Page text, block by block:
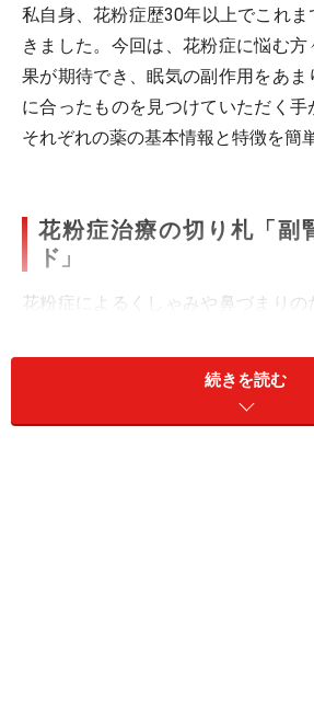
私自身、花粉症歴30年以上でこれま
きました。今回は、花粉症に悩む
果が期待でき、眠気の副作用をあま
に合ったものを見つけていただく手
それぞれの薬の基本情報と特徴を簡
花粉症治療の切り札「副
ド」
花粉症によるくしゃみや鼻づまり
最重症の患者に
抗アレルギー薬とともに、副腎皮質
続きを読む